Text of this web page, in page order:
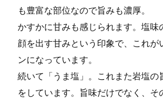
も豊富な部位なので旨みも濃厚。
かすかに甘みも感じられます。塩味
顔を出す甘みという印象で、これが
ンになっています。
続いて「うま塩」。これまた岩塩の
をしています。旨味だけでなく、そ